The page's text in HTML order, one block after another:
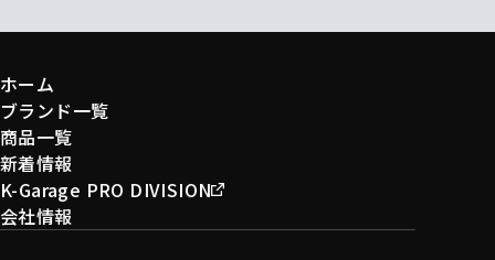
ホーム
ブランド一覧
商品一覧
新着情報
K-Garage PRO DIVISION
会社情報